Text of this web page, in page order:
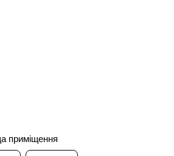
приміщення